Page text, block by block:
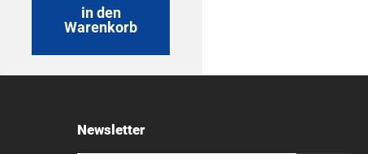
in den
Warenkorb
Newsletter